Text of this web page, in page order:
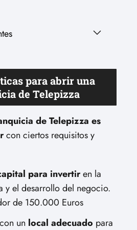
para abrir una
de Telepizza
de Telepizza es
con ciertos requisitos y
para invertiren la
y el desarrollo del negocio.
de 150.000 Euros
un local adecuado para